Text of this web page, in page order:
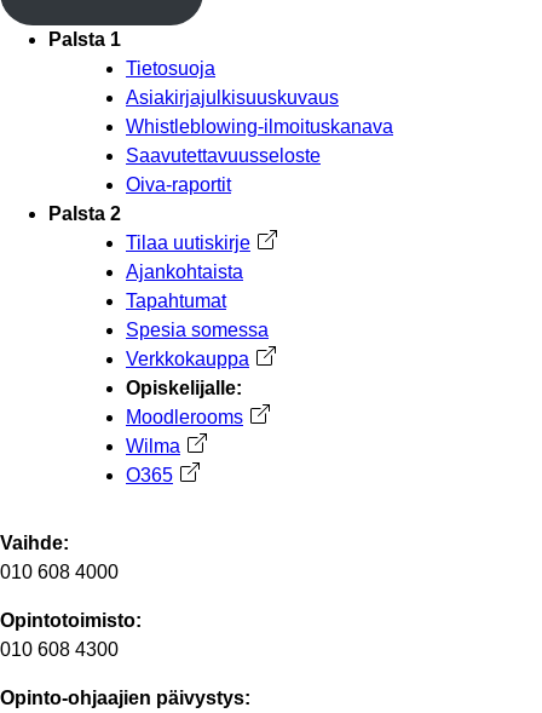
Palsta 1
Tietosuoja
Asiakirjajulkisuuskuvaus
Whistleblowing-ilmoituskanava
Saavutettavuusseloste
Oiva-raportit
Palsta 2
Tilaa uutiskirje Avautuu uuteen välilehteen
Ajankohtaista
Tapahtumat
Spesia somessa
Verkkokauppa Avautuu uuteen välilehteen
Opiskelijalle:
Moodlerooms Avautuu uuteen välilehteen
Wilma Avautuu uuteen välilehteen
O365 Avautuu uuteen välilehteen
Vaihde:
010 608 4000
Opintotoimisto:
010 608 4300
Opinto-ohjaajien päivystys: